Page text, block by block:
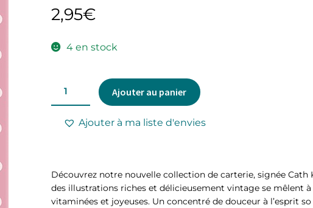
2,95€
4 en stock
Ajouter au panier
Ajouter à ma liste d'envies
Découvrez notre nouvelle collection de carterie, signée Cath
des illustrations riches et délicieusement vintage se mêlent
vitaminées et joyeuses. Un concentré de douceur à l’esprit